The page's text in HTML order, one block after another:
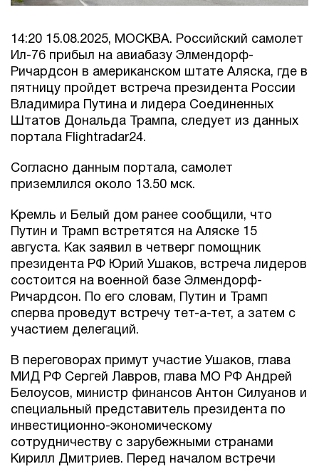
14:20 15.08.2025, МОСКВА. Российский самолет
Ил-76 прибыл на авиабазу Элмендорф-
Ричардсон в американском штате Аляска, где в
пятницу пройдет встреча президента России
Владимира Путина и лидера Соединенных
Штатов Дональда Трампа, следует из данных
портала Flightradar24.
Согласно данным портала, самолет
приземлился около 13.50 мск.
Кремль и Белый дом ранее сообщили, что
Путин и Трамп встретятся на Аляске 15
августа. Как заявил в четверг помощник
президента РФ Юрий Ушаков, встреча лидеров
состоится на военной базе Элмендорф-
Ричардсон. По его словам, Путин и Трамп
сперва проведут встречу тет-а-тет, а затем с
участием делегаций.
В переговорах примут участие Ушаков, глава
МИД РФ Сергей Лавров, глава МО РФ Андрей
Белоусов, министр финансов Антон Силуанов и
специальный представитель президента по
инвестиционно-экономическому
сотрудничеству с зарубежными странами
Кирилл Дмитриев. Перед началом встречи